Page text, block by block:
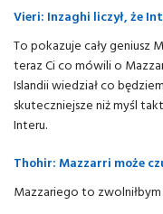
Vieri: Inzaghi liczył, że
To pokazuje cały geniusz
teraz Ci co mówili o
Islandii wiedział co
skuteczniejsze niż myśl
Interu.
Thohir: Mazzarri może
Mazzariego to